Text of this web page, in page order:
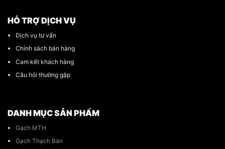
HỖ TRỢ DỊCH VỤ
Dịch vụ tư vấn
Chính sách bán hàng
Cam kết khách hàng
Câu hỏi thường gặp
DANH MỤC SẢN PHẨM
Gạch MTH
Gạch Thạch Bàn